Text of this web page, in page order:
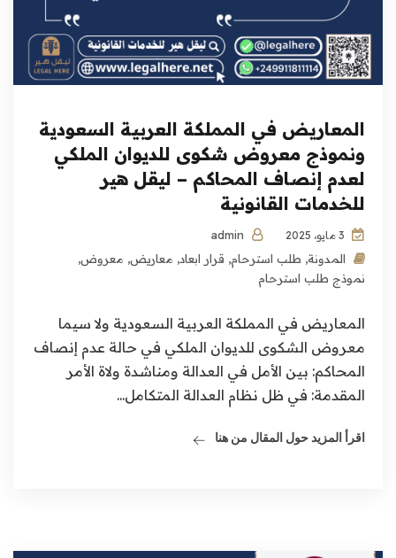
المعاريض في المملكة العربية السعودية
ونموذج معروض شكوى للديوان الملكي
لعدم إنصاف المحاكم – ليقل هير
للخدمات القانونية
المدونة, طلب استرحام, قرار ابعاد, معاريض, معروض,
نموذج طلب استرحام
المعاريض في المملكة العربية السعودية ولا سيما
معروض الشكوى للديوان الملكي في حالة عدم إنصاف
المحاكم: بين الأمل في العدالة ومناشدة ولاة الأمر
المقدمة: في ظل نظام العدالة المتكامل...
اقرأ المزيد حول المقال من هنا